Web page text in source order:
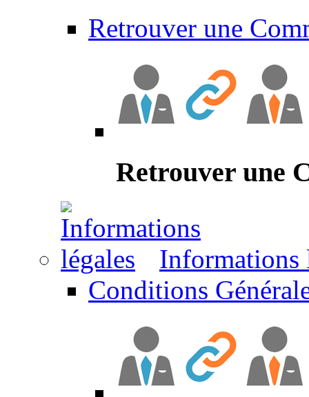
Retrouver une
Retrouver une
Informations
Conditions